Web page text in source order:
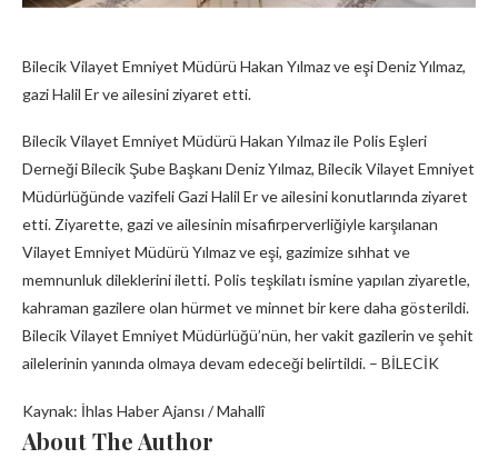
Bilecik Vilayet Emniyet Müdürü Hakan Yılmaz ve eşi Deniz Yılmaz,
gazi Halil Er ve ailesini ziyaret etti.
Bilecik Vilayet Emniyet Müdürü Hakan Yılmaz ile Polis Eşleri
Derneği Bilecik Şube Başkanı Deniz Yılmaz, Bilecik Vilayet Emniyet
Müdürlüğünde vazifeli Gazi Halil Er ve ailesini konutlarında ziyaret
etti. Ziyarette, gazi ve ailesinin misafirperverliğiyle karşılanan
Vilayet Emniyet Müdürü Yılmaz ve eşi, gazimize sıhhat ve
memnunluk dileklerini iletti. Polis teşkilatı ismine yapılan ziyaretle,
kahraman gazilere olan hürmet ve minnet bir kere daha gösterildi.
Bilecik Vilayet Emniyet Müdürlüğü’nün, her vakit gazilerin ve şehit
ailelerinin yanında olmaya devam edeceği belirtildi. – BİLECİK
Kaynak: İhlas Haber Ajansı / Mahallî
About The Author